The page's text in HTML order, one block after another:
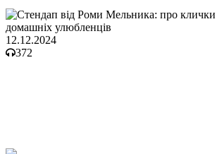
12.12.2024
372